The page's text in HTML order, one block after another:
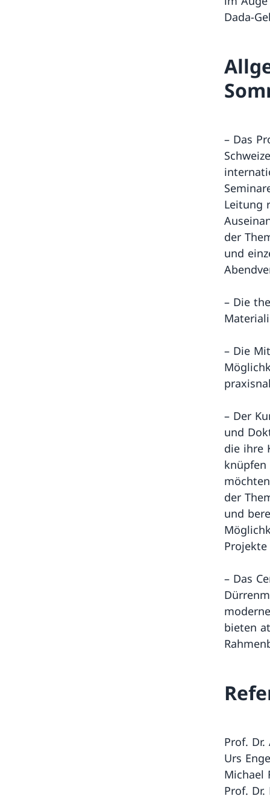
Dada-
– Das
Leitung
der
und
– Die
– Die
– Der
und
die ihre
knüpfen
der
und
– Das
bieten
Prof.
Urs
Michael
Prof.